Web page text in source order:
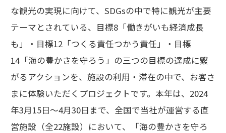
な観光の実現に向けて、SDGsの中で特に観光が主要
テーマとされている、目標8「働きがいも経済成長
も」・目標12「つくる責任つかう責任」・目標
14「海の豊かさを守ろう」の三つの目標の達成に繋
がるアクションを、施設の利用・滞在の中で、お客さ
まに体験いただくプロジェクトです。本年は、2024
年3月15日～4月30日まで、全国で当社が運営する直
営施設（全22施設）において、「海の豊かさを守ろ